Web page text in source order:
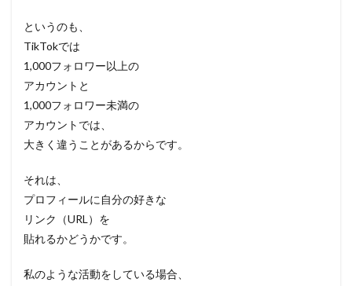
というのも、
TikTokでは
1,000フォロワー以上の
アカウントと
1,000フォロワー未満の
アカウントでは、
大きく違うことがあるからです。
それは、
プロフィールに自分の好きな
リンク（URL）を
貼れるかどうかです。
私のような活動をしている場合、